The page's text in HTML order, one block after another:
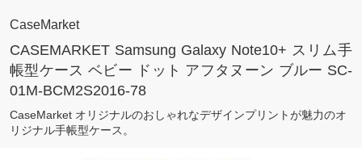
CaseMarket
CASEMARKET Samsung Galaxy Note10+ スリム手
帳型ケース ベビー ドット アフタヌーン ブルー SC-
01M-BCM2S2016-78
CaseMarket オリジナルのおしゃれなデザインプリントが魅力のオ
リジナル手帳型ケース。